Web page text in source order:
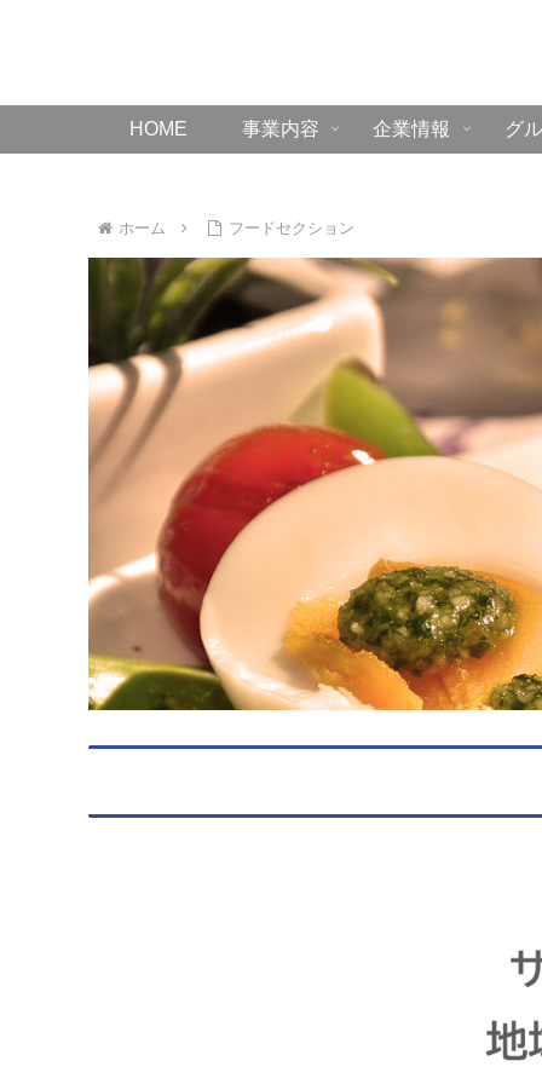
HOME 事業内容 企業情報 グ
ホーム フードセクション